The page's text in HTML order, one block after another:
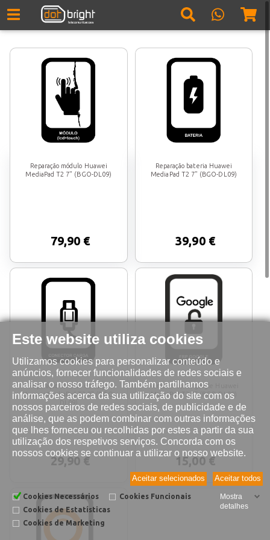
Este website utiliza cookies
Utilizamos cookies para personalizar conteúdo e
anúncios, fornecer funcionalidades de redes sociais e
analisar o nosso tráfego. Também partilhamos
informações acerca da sua utilização do site com os
nossos parceiros de redes sociais, de publicidade e de
análise, que as podem combinar com outras informações
que lhes forneceu ou recolhidas por estes a partir da sua
utilização dos respetivos serviços. Concorda com os
nossos cookies se continuar a utilizar o nosso website.
Aceitar todos
Aceitar selecionados
Cookies Necessários
Cookies Funcionais
Cookies de Estatísticas
Cookies de Marketing
Mostra
detalhes
Reparação módulo Huawei
MediaPad T2 7" (BGO-DL09)
79,90 €
Reparação bateria Huawei
MediaPad T2 7" (BGO-DL09)
39,90 €
Reparação conetor de carga
Huawei MediaPad T2 7" (BGO-
DL09)
29,90 €
Remover conta google Huawei
MediaPad T2 7" (BGO-DL09)
15,00 €